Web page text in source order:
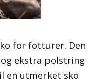
for fotturer. Den
ekstra polstring
en utmerket sko